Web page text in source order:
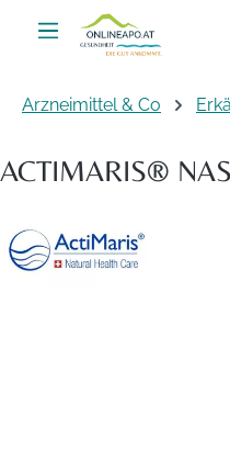
Zum Hauptinhalt springen
Arzneimittel & Co
ACTIMARIS®